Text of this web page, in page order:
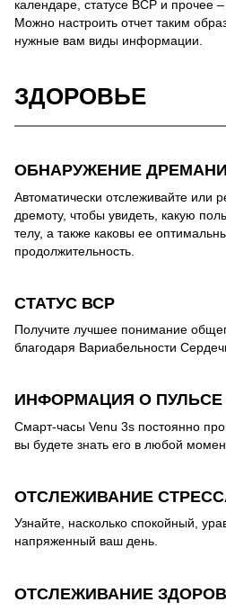
календаре, статусе ВСР и прочее
Можно настроить отчет таким
нужные вам виды информации.
ЗДОРОВЬЕ
ОБНАРУЖЕНИЕ
Автоматически отслеживайте или
дремоту, чтобы увидеть, какую
телу, а также каковы ее
продолжительность.
СТАТУС ВСР
Получите лучшее понимание
благодаря Вариабельности
ИНФОРМАЦИЯ О ПУЛЬСЕ
Смарт-часы Venu 3s постоянно
вы будете знать его в любой
ОТСЛЕЖИВАНИЕ
Узнайте, насколько спокойный,
напряженный ваш день.
ОТСЛЕЖИВАНИЕ